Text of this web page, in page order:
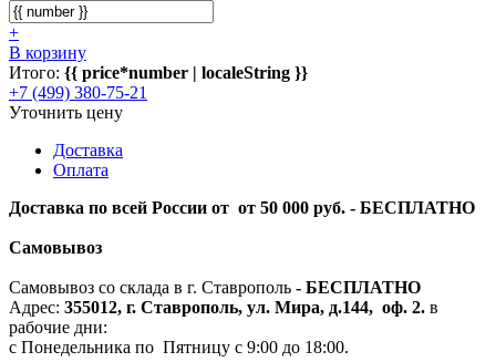
+
В корзину
Итого: {{ price*number | localeString }}
+7 (499) 380-75-21
Уточнить цену
Доставка
Оплата
Доставка по всей России от от 50 000 руб. - БЕСПЛАТНО
Самовывоз
Самовывоз со склада в г. Ставрополь - БЕСПЛАТНО
Адрес: 355012, г. Ставрополь, ул. Мира, д.144, оф. 2. в
рабочие дни:
с Понедельника по Пятницу с 9:00 до 18:00.